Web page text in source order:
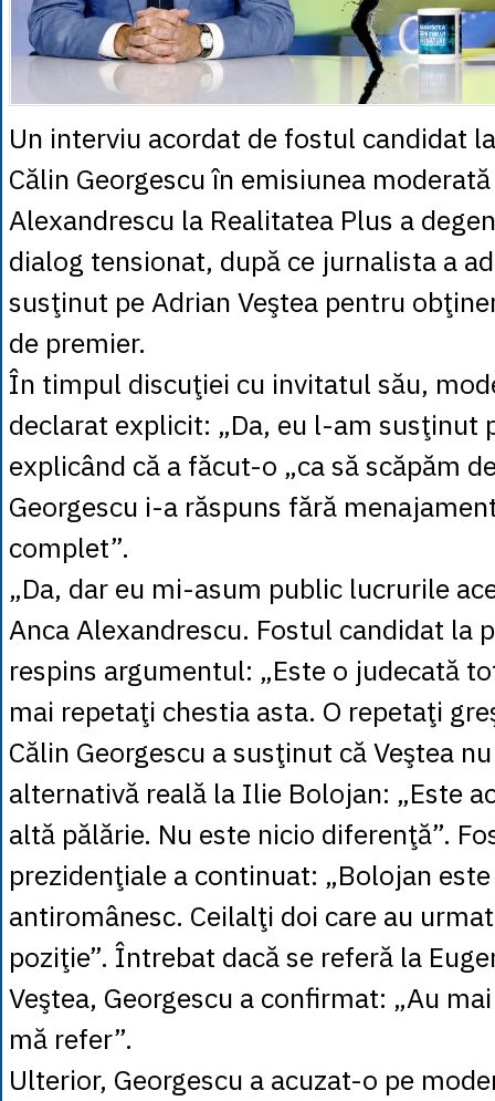
Un interviu acordat de fostul candidat
Călin Georgescu în emisiunea
Alexandrescu la Realitatea Plus a
dialog tensionat, după ce jurnalista a
susţinut pe Adrian Veştea pentru
de premier.
În timpul discuţiei cu invitatul său,
declarat explicit: „Da, eu l-am susţinut
explicând că a făcut-o „ca să scăpăm
Georgescu i-a răspuns fără
complet”.
„Da, dar eu mi-asum public lucrurile
Anca Alexandrescu. Fostul candidat la
respins argumentul: „Este o judecată
mai repetaţi chestia asta. O repetaţi
Călin Georgescu a susţinut că Veştea
alternativă reală la Ilie Bolojan: „Este
altă pălărie. Nu este nicio diferenţă”.
prezidenţiale a continuat: „Bolojan
antiromânesc. Ceilalţi doi care au
poziţie”. Întrebat dacă se referă la
Veştea, Georgescu a confirmat: „Au
mă refer”.
Ulterior, Georgescu a acuzat-o pe